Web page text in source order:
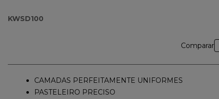
KWSD100
Comparar
CAMADAS PERFEITAMENTE UNIFORMES
PASTELEIRO PRECISO